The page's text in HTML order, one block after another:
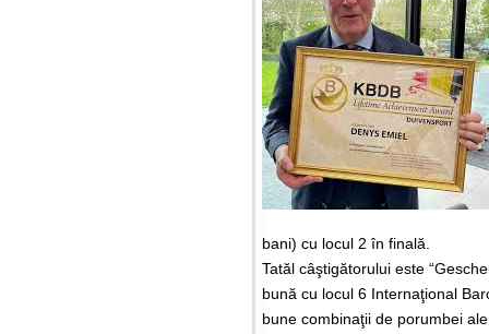
bani) cu locul 2 în finală.
Tatăl câştigătorului este
bună cu locul 6 Internaţional
bune combinaţii de porumbei